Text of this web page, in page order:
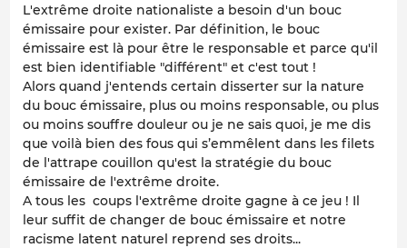
L'extrême droite nationaliste a besoin d'un bouc
émissaire pour exister. Par définition, le bouc
émissaire est là pour être le responsable et parce qu'il
est bien identifiable "différent" et c'est tout !
Alors quand j'entends certain disserter sur la nature
du bouc émissaire, plus ou moins responsable, ou plus
ou moins souffre douleur ou je ne sais quoi, je me dis
que voilà bien des fous qui s’emmêlent dans les filets
de l'attrape couillon qu'est la stratégie du bouc
émissaire de l'extrême droite.
A tous les coups l'extrême droite gagne à ce jeu ! Il
leur suffit de changer de bouc émissaire et notre
racisme latent naturel reprend ses droits...